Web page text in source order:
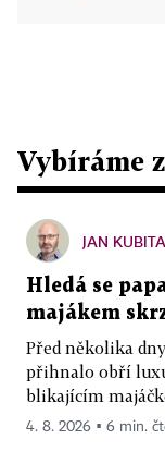
Vybíráme
JAN KUBITA
Hledá se
majákem
Před několika
přihnalo obří
blikajícím
4. 8. 2026 ▪ 6 min.